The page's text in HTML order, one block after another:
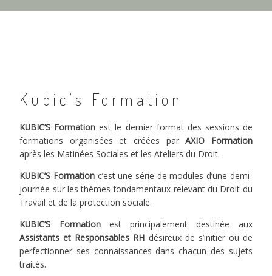
Kubic’s Formation
KUBIC’S Formationest le dernier format des sessions de
formations organisées et créées parAXIO Formation
après les Matinées Sociales et les Ateliers du Droit.
KUBIC’S Formation c’est une série de modules d’une demi-
journée sur les thèmes fondamentaux relevant du Droit du
Travail et de la protection sociale.
KUBIC’S Formation est principalement destinée aux
Assistants et Responsables RH désireux de s’initier ou de
perfectionner ses connaissances dans chacun des sujets
traités.